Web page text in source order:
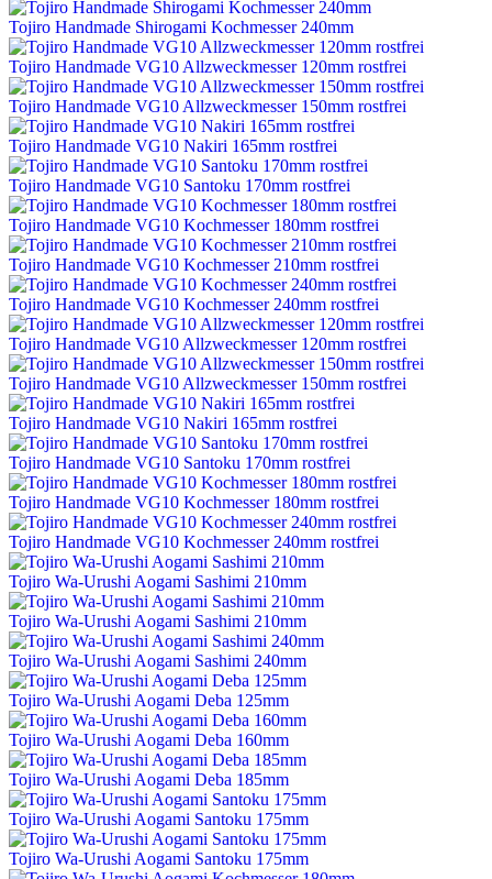
Tojiro Handmade Shirogami Kochmesser 240mm
Tojiro Handmade VG10 Allzweckmesser 120mm rostfrei
Tojiro Handmade VG10 Allzweckmesser 150mm rostfrei
Tojiro Handmade VG10 Nakiri 165mm rostfrei
Tojiro Handmade VG10 Santoku 170mm rostfrei
Tojiro Handmade VG10 Kochmesser 180mm rostfrei
Tojiro Handmade VG10 Kochmesser 210mm rostfrei
Tojiro Handmade VG10 Kochmesser 240mm rostfrei
Tojiro Handmade VG10 Allzweckmesser 120mm rostfrei
Tojiro Handmade VG10 Allzweckmesser 150mm rostfrei
Tojiro Handmade VG10 Nakiri 165mm rostfrei
Tojiro Handmade VG10 Santoku 170mm rostfrei
Tojiro Handmade VG10 Kochmesser 180mm rostfrei
Tojiro Handmade VG10 Kochmesser 240mm rostfrei
Tojiro Wa-Urushi Aogami Sashimi 210mm
Tojiro Wa-Urushi Aogami Sashimi 210mm
Tojiro Wa-Urushi Aogami Sashimi 240mm
Tojiro Wa-Urushi Aogami Deba 125mm
Tojiro Wa-Urushi Aogami Deba 160mm
Tojiro Wa-Urushi Aogami Deba 185mm
Tojiro Wa-Urushi Aogami Santoku 175mm
Tojiro Wa-Urushi Aogami Santoku 175mm